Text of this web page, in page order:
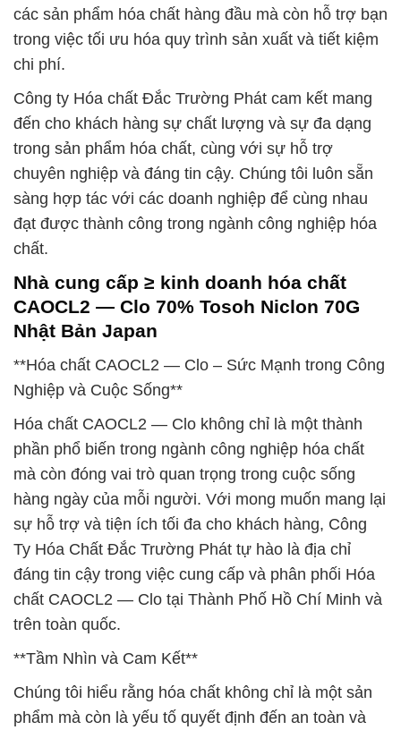
các sản phẩm hóa chất hàng đầu mà còn hỗ trợ bạn
trong việc tối ưu hóa quy trình sản xuất và tiết kiệm
chi phí.
Công ty Hóa chất Đắc Trường Phát cam kết mang
đến cho khách hàng sự chất lượng và sự đa dạng
trong sản phẩm hóa chất, cùng với sự hỗ trợ
chuyên nghiệp và đáng tin cậy. Chúng tôi luôn sẵn
sàng hợp tác với các doanh nghiệp để cùng nhau
đạt được thành công trong ngành công nghiệp hóa
chất.
Nhà cung cấp ≥ kinh doanh hóa chất
CAOCL2 — Clo 70% Tosoh Niclon 70G
Nhật Bản Japan
**Hóa chất CAOCL2 — Clo – Sức Mạnh trong Công
Nghiệp và Cuộc Sống**
Hóa chất CAOCL2 — Clo không chỉ là một thành
phần phổ biến trong ngành công nghiệp hóa chất
mà còn đóng vai trò quan trọng trong cuộc sống
hàng ngày của mỗi người. Với mong muốn mang lại
sự hỗ trợ và tiện ích tối đa cho khách hàng, Công
Ty Hóa Chất Đắc Trường Phát tự hào là địa chỉ
đáng tin cậy trong việc cung cấp và phân phối Hóa
chất CAOCL2 — Clo tại Thành Phố Hồ Chí Minh và
trên toàn quốc.
**Tầm Nhìn và Cam Kết**
Chúng tôi hiểu rằng hóa chất không chỉ là một sản
phẩm mà còn là yếu tố quyết định đến an toàn và